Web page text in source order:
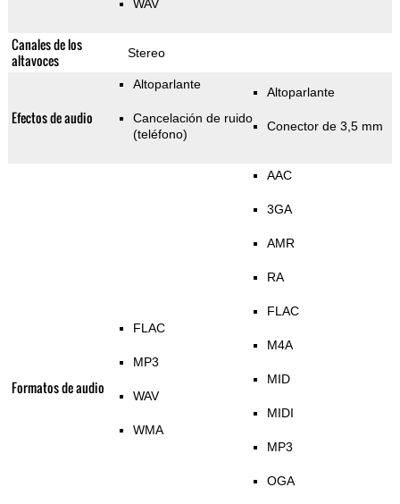
WAV
Canales de los
altavoces
Stereo
Efectos de audio
Altoparlante
Cancelación de ruido
(teléfono)
Altoparlante
Conector de 3,5 mm
Formatos de audio
FLAC
MP3
WAV
WMA
AAC
3GA
AMR
RA
FLAC
M4A
MID
MIDI
MP3
OGA